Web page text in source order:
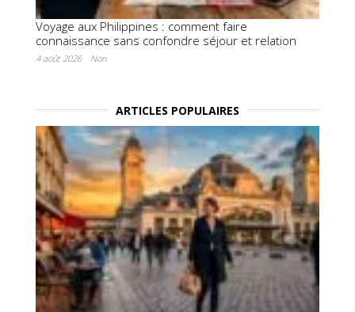
Voyage aux Philippines : comment faire
connaissance sans confondre séjour et relation
4 août 2026 Non
ARTICLES POPULAIRES